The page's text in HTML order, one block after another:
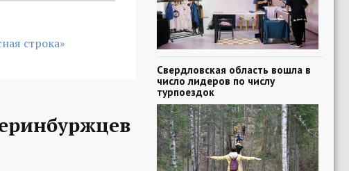
строка»
Свердловская область вошла в
число лидеров по числу
турпоездок